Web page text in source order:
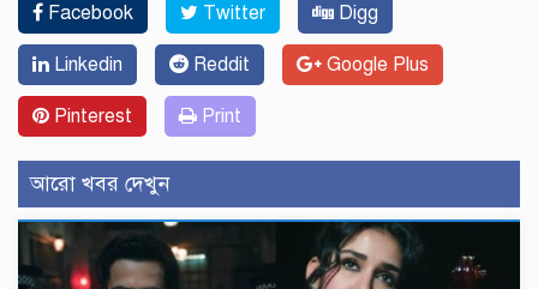
Facebook Twitter Digg
Linkedin Reddit Google Plus
Pinterest Print
আরো খবর দেখুন